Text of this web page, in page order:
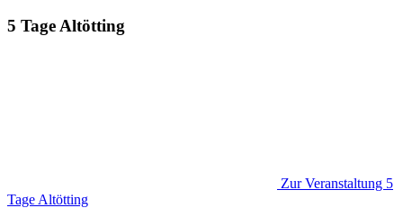
5 Tage Altötting
Zur Veranstaltung 5
Tage Altötting